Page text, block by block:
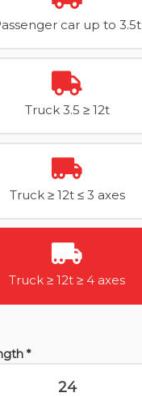
car up to 3.5t
Truck 3.5 ≥ 12t
Truck ≥ 12t ≤ 3 axes
Truck ≥ 12t ≥ 4 axes
*
24